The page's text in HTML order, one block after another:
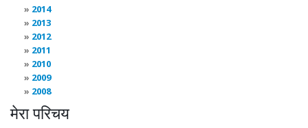
2014
2013
2012
2011
2010
2009
2008
मेरा परिचय